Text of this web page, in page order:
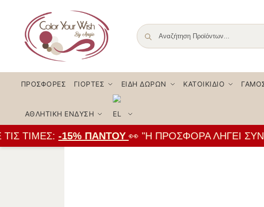
ΠΡΟΣΦΟΡΈΣ ΓΙΟΡΤΈΣ ΕΊΔΗ ΔΏΡΩΝ ΚΑΤΟΙΚΊΔΙΟ
ΑΘΛΗΤΙΚΉ ΈΝΔΥΣΗ
ΤΙΜΈΣ:-15% ΠΑΝΤΟΎ👀 "Η ΠΡΟΣΦΟΡΆ ΛΉΓΕΙ